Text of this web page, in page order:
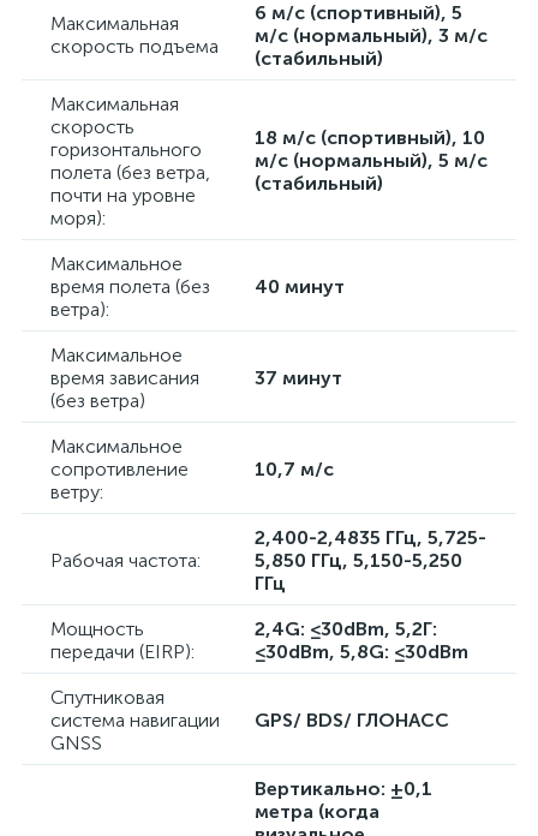
Максимальная
скорость подъема
6 м/с (спортивный), 5
м/с (нормальный), 3 м/с
(стабильный)
Максимальная
скорость
горизонтального
полета (без ветра,
почти на уровне
моря):
18 м/с (спортивный), 10
м/с (нормальный), 5 м/с
(стабильный)
Максимальное
время полета (без
ветра):
40 минут
Максимальное
время зависания
(без ветра)
37 минут
Максимальное
сопротивление
ветру:
10,7 м/с
Рабочая частота:
2,400-2,4835 ГГц, 5,725-
5,850 ГГц, 5,150-5,250
ГГц
Мощность
передачи (EIRP):
2,4G: ≤30dBm, 5,2Г:
≤30dBm, 5,8G: ≤30dBm
Спутниковая
система навигации
GNSS
GPS/ BDS/ ГЛОНАСС
Вертикально: ±0,1
метра (когда